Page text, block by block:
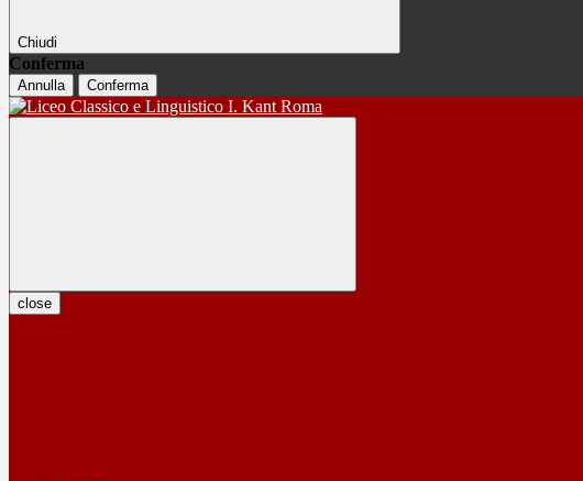
Chiudi
Conferma
Annulla Conferma
close